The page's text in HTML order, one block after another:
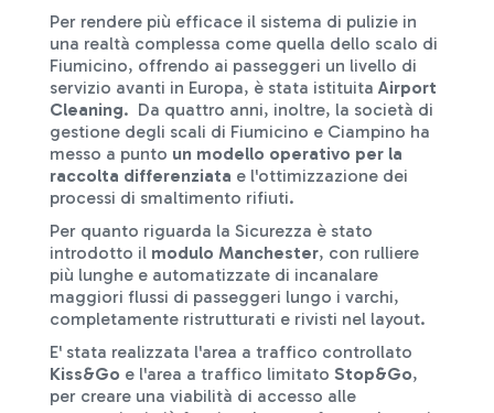
Per rendere più efficace il sistema di pulizie in
una realtà complessa come quella dello scalo di
Fiumicino, offrendo ai passeggeri un livello di
servizio avanti in Europa, è stata istituita Airport
Cleaning. Da quattro anni, inoltre, la società di
gestione degli scali di Fiumicino e Ciampino ha
messo a punto un modello operativo per la
raccolta differenziata e l'ottimizzazione dei
processi di smaltimento rifiuti.
Per quanto riguarda la Sicurezza è stato
introdotto il modulo Manchester, con rulliere
più lunghe e automatizzate di incanalare
maggiori flussi di passeggeri lungo i varchi,
completamente ristrutturati e rivisti nel layout.
E' stata realizzata l'area a traffico controllato
Kiss&Go e l'area a traffico limitato Stop&Go,
per creare una viabilità di accesso alle